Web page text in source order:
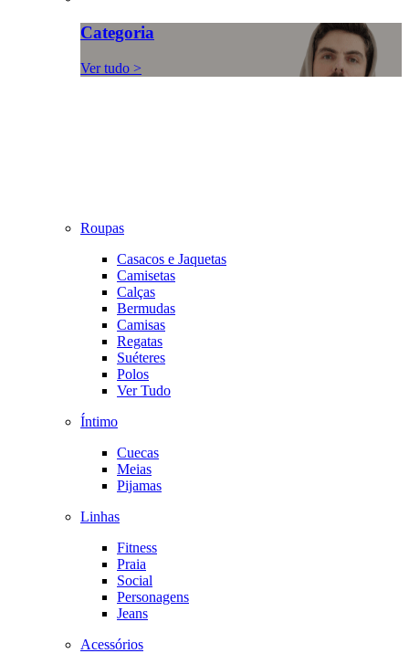
Categoria
Ver tudo >
Roupas
Casacos e Jaquetas
Camisetas
Calças
Bermudas
Camisas
Regatas
Suéteres
Polos
Ver Tudo
Íntimo
Cuecas
Meias
Pijamas
Linhas
Fitness
Praia
Social
Personagens
Jeans
Acessórios